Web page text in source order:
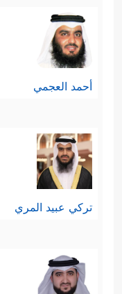
أحمد العجمي
تركي عبيد المري